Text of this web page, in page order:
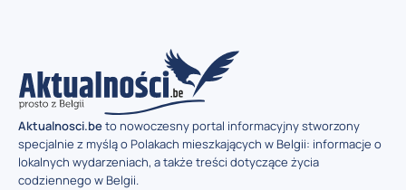
Aktualnosci.beto nowoczesny portal informacyjny stworzony
specjalnie z myślą o Polakach mieszkających w Belgii: informacje o
lokalnych wydarzeniach, a także treści dotyczące życia
codziennego w Belgii.